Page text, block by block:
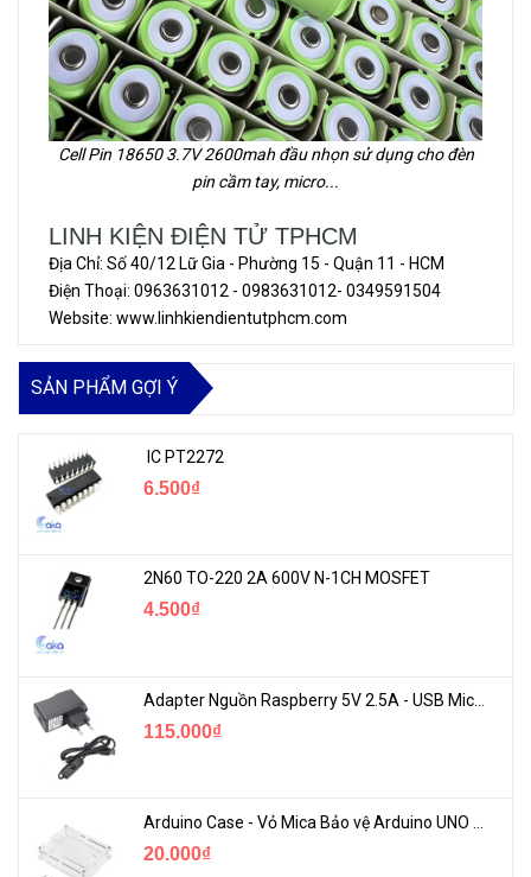
Cell Pin 18650 3.7V 2600mah đầu nhọn sử dụng cho đèn
pin cầm tay, micro...
LINH KIỆN ĐIỆN TỬ TPHCM
Địa Chỉ: Số 40/12 Lữ Gia - Phường 15 - Quận 11 - HCM
Điện Thoại: 0963631012 - 0983631012- 0349591504
Website: www.linhkiendientutphcm.com
SẢN PHẨM GỢI Ý
IC PT2272
6.500₫
2N60 TO-220 2A 600V N-1CH MOSFET
4.500₫
115.000₫
20.000₫